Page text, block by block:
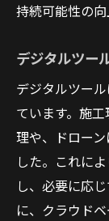
地域
地元
長期
持続
最新の
場
高性
持続可能性の向
デジタルツー
デジタルツー
ています。施
理や、ドロー
した。これに
し、必要に応
に、クラウド